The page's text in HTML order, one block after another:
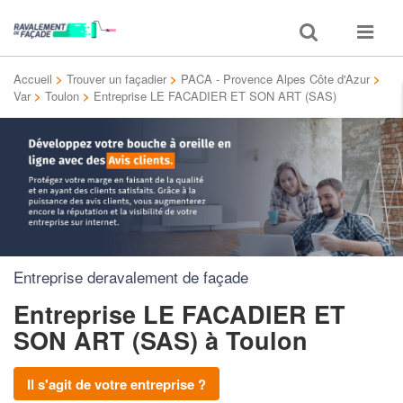
Toggle
search
Toggle
Accueil > Trouver un façadier > PACA - Provence Alpes Côte d'Azur >
Var > Toulon > Entreprise LE FACADIER ET SON ART (SAS)
Entreprise deravalement de façade
Entreprise LE FACADIER ET
SON ART (SAS) à Toulon
Il s'agit de votre entreprise ?